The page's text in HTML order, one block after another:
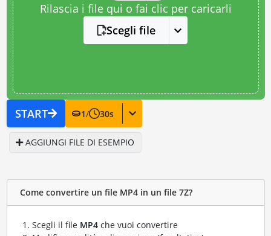
Rilascia i file qui o fai clic per caricarli
Scegli file
START 1/ 30s
AGGIUNGI FILE DI ESEMPIO
Come convertire un file MP4 in un file 7Z?
Scegli il file MP4che vuoi convertire